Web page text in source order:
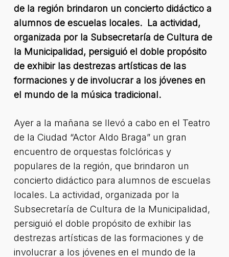
de la región brindaron un concierto didáctico a
alumnos de escuelas locales. La actividad,
organizada por la Subsecretaría de Cultura de
la Municipalidad, persiguió el doble propósito
de exhibir las destrezas artísticas de las
formaciones y de involucrar a los jóvenes en
el mundo de la música tradicional.
Ayer a la mañana se llevó a cabo en el Teatro
de la Ciudad “Actor Aldo Braga” un gran
encuentro de orquestas folclóricas y
populares de la región, que brindaron un
concierto didáctico para alumnos de escuelas
locales. La actividad, organizada por la
Subsecretaría de Cultura de la Municipalidad,
persiguió el doble propósito de exhibir las
destrezas artísticas de las formaciones y de
involucrar a los jóvenes en el mundo de la